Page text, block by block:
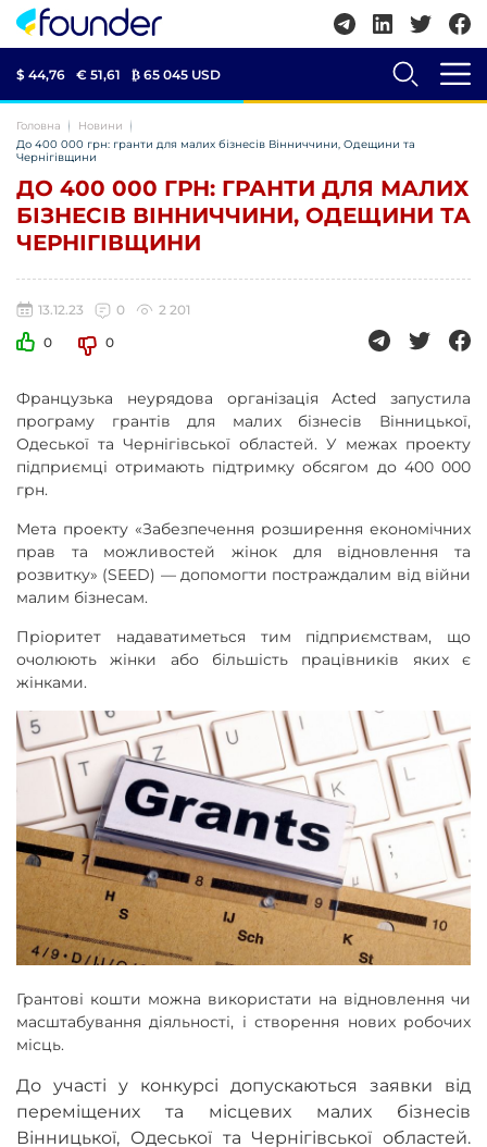
$ 44,76 € 51,61 ₿ 65 045 USD
Головна
Новини
До 400 000 грн: гранти для малих бізнесів Вінниччини, Одещини та
Чернігівщини
ДО 400 000 ГРН: ГРАНТИ ДЛЯ МАЛИХ
БІЗНЕСІВ ВІННИЧЧИНИ, ОДЕЩИНИ ТА
ЧЕРНІГІВЩИНИ
13.12.23 0
2 201
0
0
Французька неурядова організація Acted запустила
програму грантів для малих бізнесів Вінницької,
Одеської та Чернігівської областей. У межах проекту
підприємці отримають підтримку обсягом до 400 000
грн.
Мета проекту «Забезпечення розширення економічних
прав та можливостей жінок для відновлення та
розвитку» (SEED) — допомогти постраждалим від війни
малим бізнесам.
Пріоритет надаватиметься тим підприємствам, що
очолюють жінки або більшість працівників яких є
жінками.
Грантові кошти можна використати на відновлення чи
масштабування діяльності, і створення нових робочих
місць.
До участі у конкурсі допускаються заявки від
переміщених та місцевих малих бізнесів
Вінницької, Одеської та Чернігівської областей.